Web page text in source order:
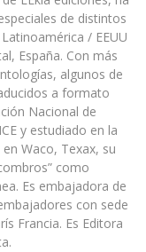
de distintos
/ EEUU
España. Con más
algunos de
a formato
Nacional de
y estudiado en la
Waco, Texax, su
como
Es embajadora de
con sede
Francia. Es Editora